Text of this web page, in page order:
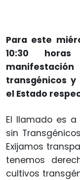
Para este
10:30
transgénicos
el Estado
El llamado es a
sin
Exijamos
tenemos
cultivos